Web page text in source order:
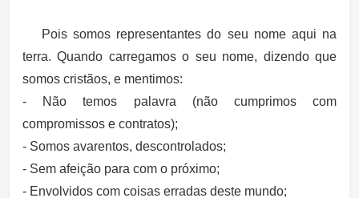
Pois somos representantes do seu nome aqui na
terra. Quando carregamos o seu nome, dizendo que
somos cristãos, e mentimos:
- Não temos palavra (não cumprimos com
compromissos e contratos);
- Somos avarentos, descontrolados;
- Sem afeição para com o próximo;
- Envolvidos com coisas erradas deste mundo;